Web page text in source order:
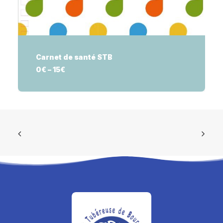
Carnet de santé STB
0€ –15€